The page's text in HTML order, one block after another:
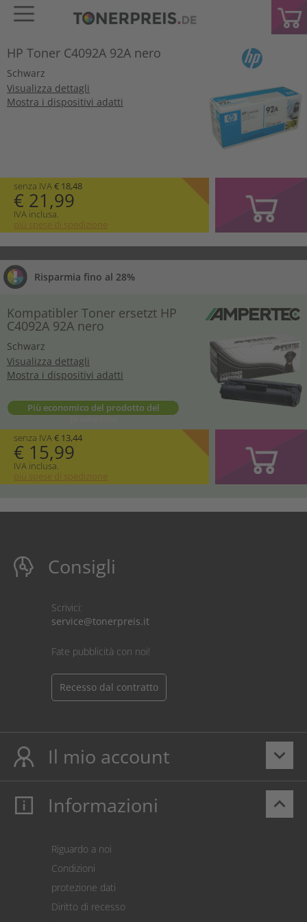
HP Toner C4092A 92A nero
Schwarz
Visualizza dettagli
Mostra i dispositivi adatti
senza IVA€ 18,48
€ 21,99
IVA inclusa.
più spese di spedizione
Risparmia fino al 28%
Kompatibler Toner ersetzt HP
C4092A 92A nero
Schwarz
Visualizza dettagli
Mostra i dispositivi adatti
Più economico del prodotto del
produttore
senza IVA€ 13,44
€ 15,99
IVA inclusa.
più spese di spedizione
Consigli
Scrivici:
service@tonerpreis.it
Fate pubblicità con noi!
Recesso dal contratto
keyboard_arrow_down
Il mio account
Il mio account
Pagamento
Restituzione della merce
keyboard_arrow_up
Informazioni
Riguardo a noi
Condizioni
protezione dati
Diritto di recesso